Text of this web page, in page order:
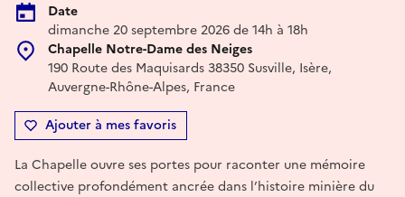
Date
dimanche 20 septembre 2026 de 14h à 18h
Chapelle Notre-Dame des Neiges
190 Route des Maquisards 38350 Susville, Isère,
Auvergne-Rhône-Alpes, France
Ajouter à mes favoris
La Chapelle ouvre ses portes pour raconter une mémoire
collective profondément ancrée dans l’histoire minière du